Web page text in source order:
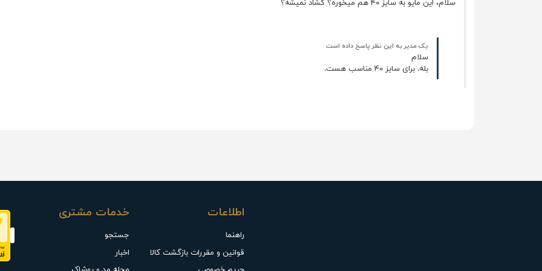
سلام، این مایو به سایز ۴۰ هم میخوره؟ گشاد نمیشه؟
یک مدیر به این نظر پاسخ داده است
سلام
بله. برای سایز ۴۰ مناسب هست.
اطلاعات
راهنما
قوانین و مقررات بازگشت کالا
خدمات مشتری
جستجو
اخبار